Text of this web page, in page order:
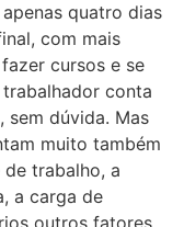
quatro dias
com mais
cursos e se
conta
dúvida. Mas
muito também
trabalho, a
a carga de